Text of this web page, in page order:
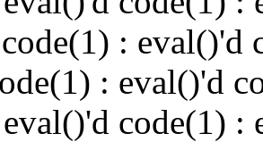
: eval()'d
: eval()'d
code(1) :